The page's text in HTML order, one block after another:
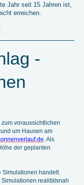
Jahr seit 15 Jahren ist,
erreichen.
-
voraussichtlichen
um Hausen am
. Als
der geplanten
handelt.
realitätsnah